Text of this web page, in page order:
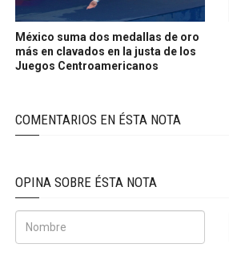
México suma dos medallas de oro
más en clavados en la justa de los
Juegos Centroamericanos
COMENTARIOS EN ÉSTA NOTA
OPINA SOBRE ÉSTA NOTA